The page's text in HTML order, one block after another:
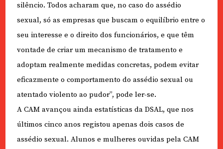
silêncio. Todos acharam que, no caso do assédio
sexual, só as empresas que buscam o equilíbrio entre o
seu interesse e o direito dos funcionários, e que têm
vontade de criar um mecanismo de tratamento e
adoptam realmente medidas concretas, podem evitar
eficazmente o comportamento do assédio sexual ou
atentado violento ao pudor”, pode ler-se.
A CAM avançou ainda estatísticas da DSAL, que nos
últimos cinco anos registou apenas dois casos de
assédio sexual. Alunos e mulheres ouvidas pela CAM